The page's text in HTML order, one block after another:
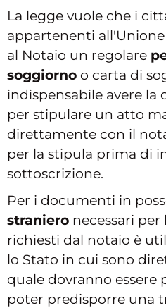
La legge vuole che i
appartenenti
al Notaio un regolare
soggiorno o carta di
indispensabile avere la
per stipulare un atto
direttamente con il
per la stipula prima di
sottoscrizione.
Per i documenti in
straniero necessari
richiesti dal notaio è
lo Stato in cui sono
quale dovranno essere
poter predisporre una